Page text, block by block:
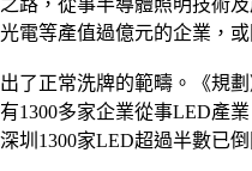
路，從事半導體照明技
電等產值過億元的企業，
了正常洗牌的範疇。《
1300多家企業從事LED產
圳1300家LED超過半數已